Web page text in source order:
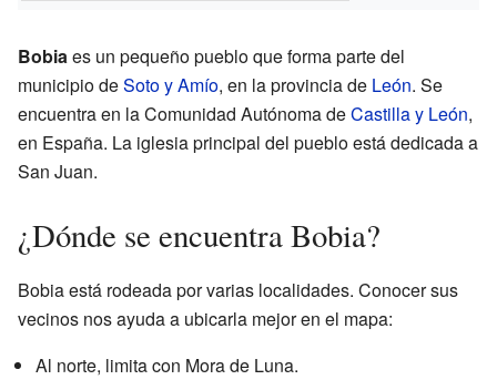
Bobiaes un pequeño pueblo que forma parte del
municipio deSoto y Amío, en la provincia de León. Se
encuentra en la Comunidad Autónoma deCastilla y León,
en España. La iglesia principal del pueblo está dedicada a
San Juan.
¿Dónde se encuentra Bobia?
Bobia está rodeada por varias localidades. Conocer sus
vecinos nos ayuda a ubicarla mejor en el mapa:
Al norte, limita con Mora de Luna.